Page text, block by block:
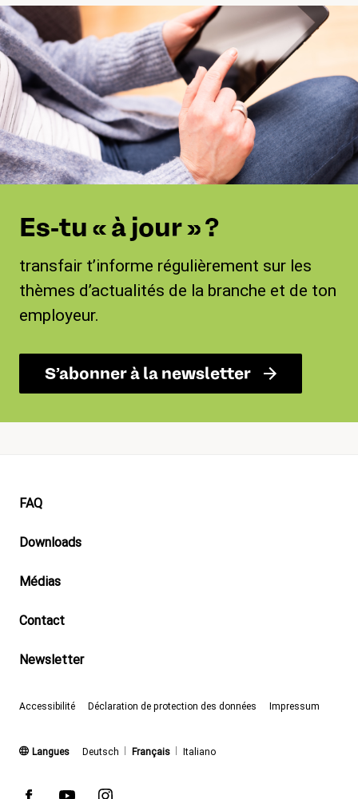
Es-tu « à jour » ?
transfair t’informe régulièrement sur les
thèmes d’actualités de la branche et de ton
employeur.
S’abonner à la newsletter
Footer
FAQ
Downloads
Médias
Contact
Newsletter
Accessibilité Déclaration de protection des données Impressum
Langues Deutsch Français
(actif)
Italiano